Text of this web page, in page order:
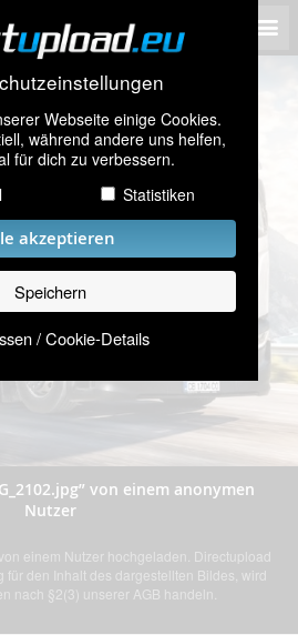
Webseite einige Cookies.
während andere uns helfen,
für dich zu verbessern.
Statistiken
akzeptieren
Speichern
/ Cookie-Details
von einem anonymen
Nutzer
einem Nutzer hochgeladen. Directupload
für den Inhalt des dargestellten Bildes, wird
nach §2(3) unserer AGB handeln.